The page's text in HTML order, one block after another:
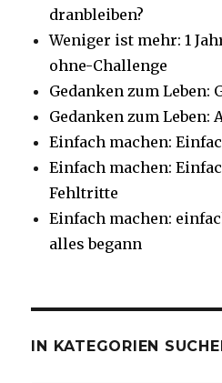
dranbleiben?
Weniger ist mehr: 1
ohne-Challenge
Gedanken zum Leben:
Gedanken zum Leben:
Einfach machen:
Einfach machen:
Fehltritte
Einfach machen:
alles begann
IN KATEGORIEN